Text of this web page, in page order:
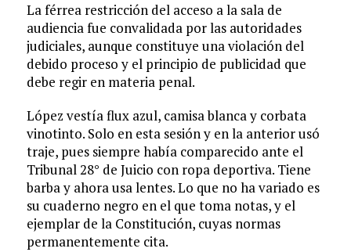
La férrea restricción del acceso a la sala de
audiencia fue convalidada por las autoridades
judiciales, aunque constituye una violación del
debido proceso y el principio de publicidad que
debe regir en materia penal.
López vestía flux azul, camisa blanca y corbata
vinotinto. Solo en esta sesión y en la anterior usó
traje, pues siempre había comparecido ante el
Tribunal 28° de Juicio con ropa deportiva. Tiene
barba y ahora usa lentes. Lo que no ha variado es
su cuaderno negro en el que toma notas, y el
ejemplar de la Constitución, cuyas normas
permanentemente cita.